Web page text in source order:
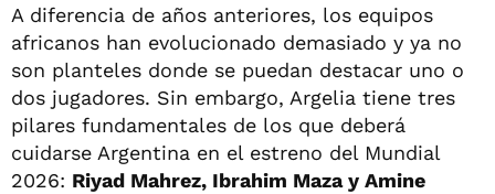
A diferencia de años anteriores, los equipos
africanos han evolucionado demasiado y ya no
son planteles donde se puedan destacar uno o
dos jugadores. Sin embargo, Argelia tiene tres
pilares fundamentales de los que deberá
cuidarse Argentina en el estreno del Mundial
2026: Riyad Mahrez, Ibrahim Maza y Amine